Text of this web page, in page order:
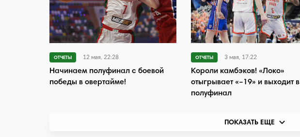
ОТЧЕТЫ 12 мая, 22:28
Начинаем полуфинал с боевой
победы в овертайме!
ОТЧЕТЫ 3 мая, 17:22
Короли камбэков! «Локо»
отыгрывает «–19» и выходит в
полуфинал
ПОКАЗАТЬ ЕЩЕ